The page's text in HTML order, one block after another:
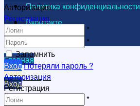
Политика конфиденциальности
Вконтакте
Видеоканал
Главная
Вход
Вход
Регистрация
Авторизация
Регистрация
*
*
Запомнить
ВходПотеряли пароль ?
Авторизация
Регистрация
*